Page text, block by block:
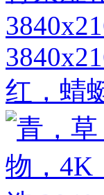
红，蜻